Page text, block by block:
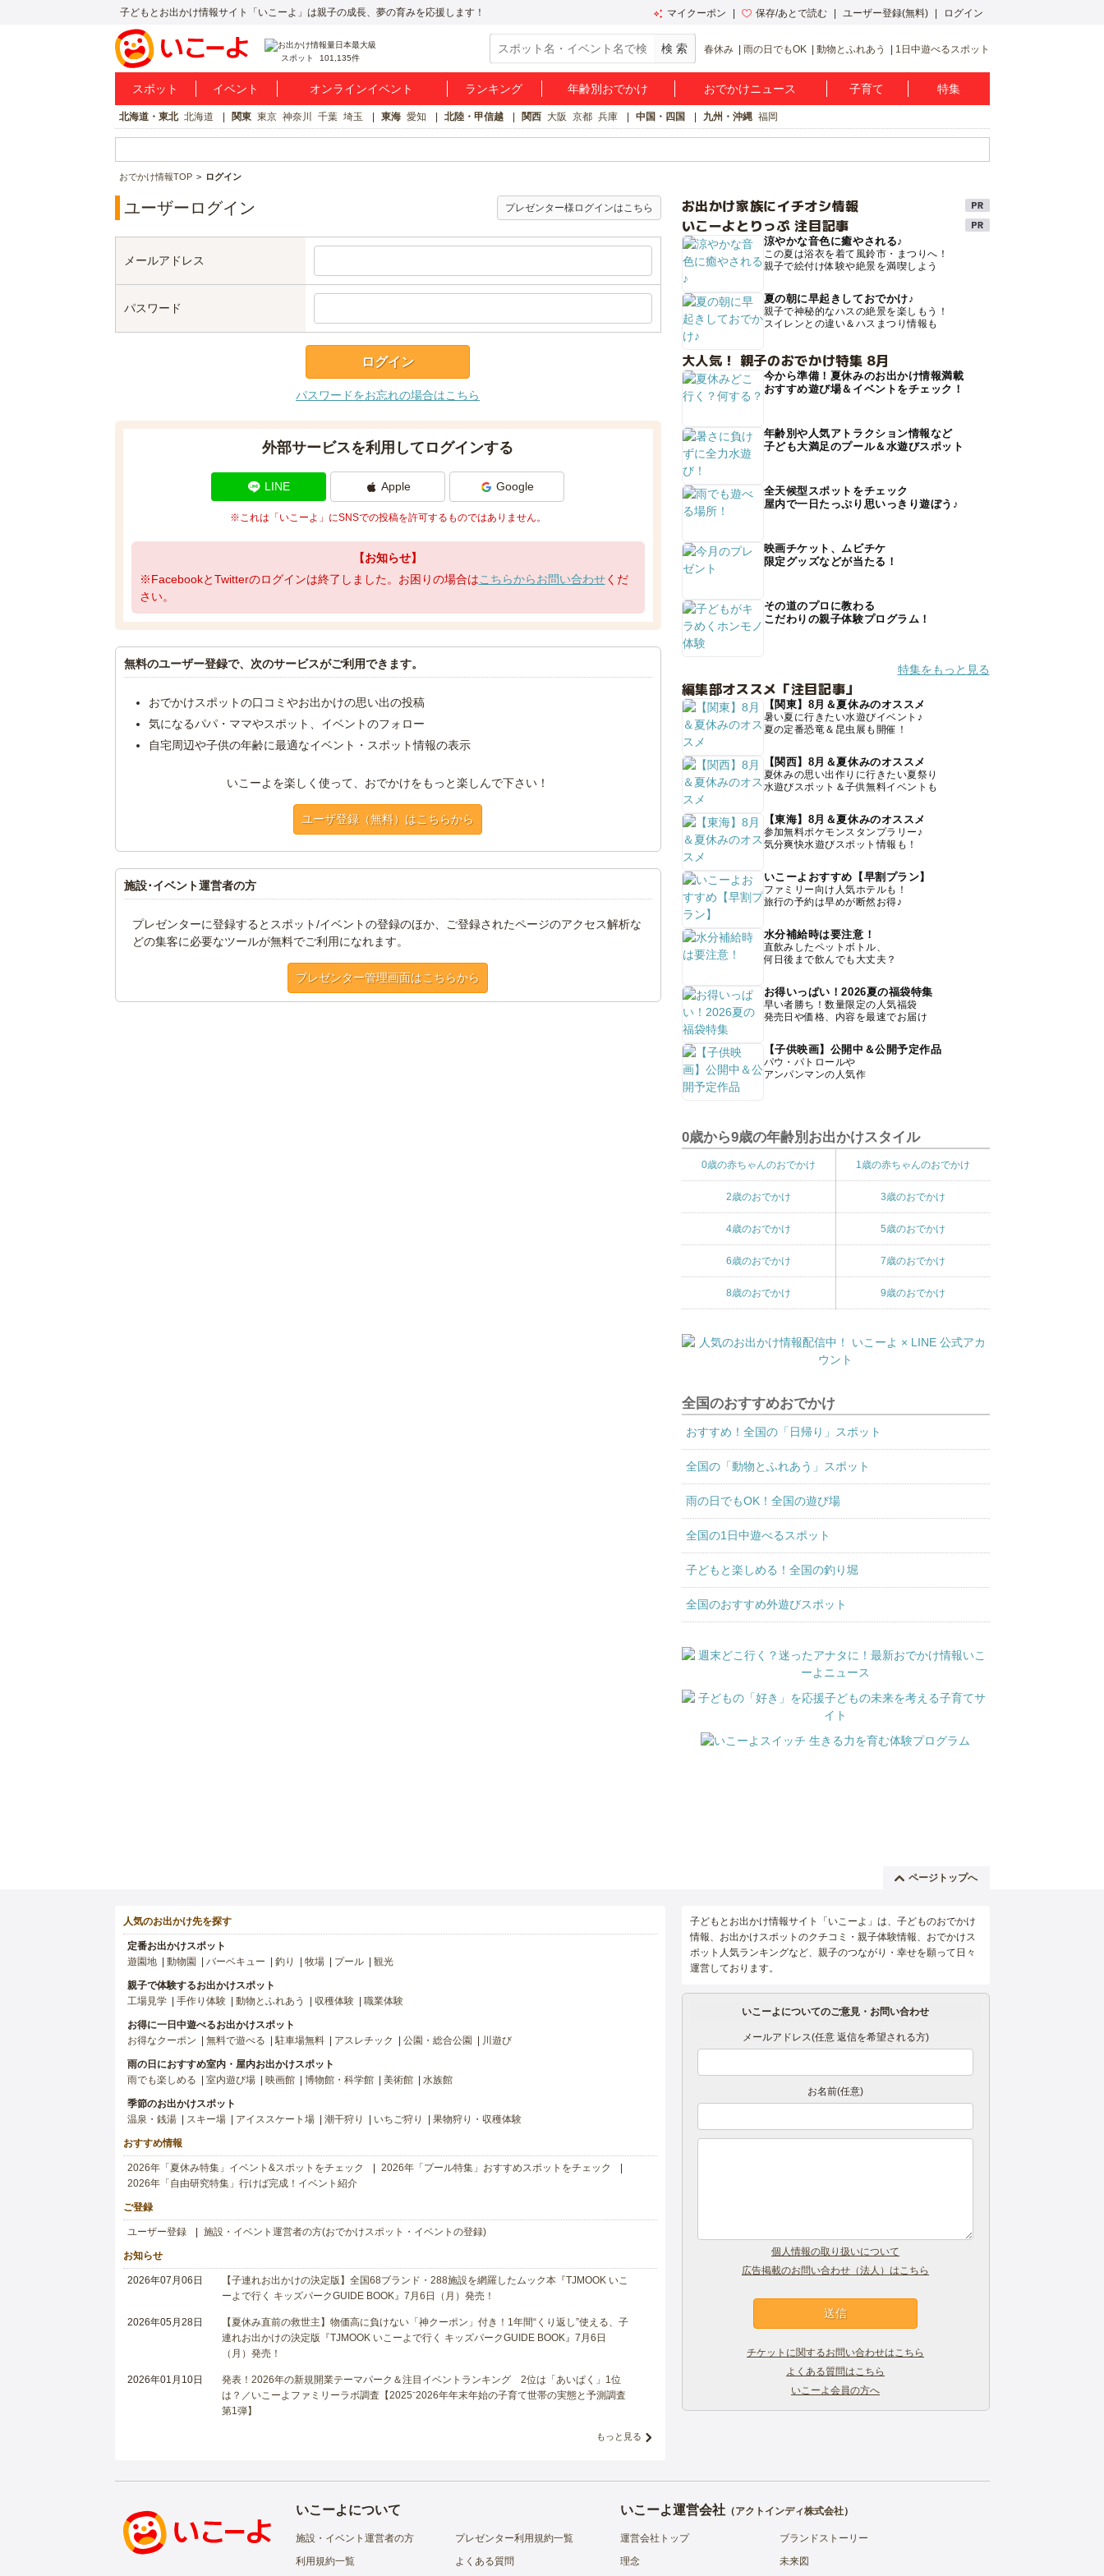
子どもとお出かけ情報サイト「いこーよ」は親子の成長、夢の育みを応援します！ マイクーポン 保存/あとで読む ユーザー登録(無料) ログイン
スポット 101,135件
春休み 雨の日でもOK 動物とふれあう 1日中遊べるスポット
スポット イベント オンラインイベント ランキング 年齢別おでかけ おでかけニュース 子育て 特集
北海道・東北 北海道 関東 東京 神奈川 千葉 埼玉 東海 愛知 北陸・甲信越 関西 大阪 京都 兵庫 中国・四国 九州・沖縄 福岡
おでかけ情報TOP ログイン
ユーザーログイン プレゼンター様ログインはこちら
メールアドレス
パスワード
パスワードをお忘れの場合はこちら
外部サービスを利用してログインする
LINE Apple Google
※これは「いこーよ」にSNSでの投稿を許可するものではありません。
【お知らせ】
※FacebookとTwitterのログインは終了しました。お困りの場合はこちらからお問い合わせくだ
さい。
無料のユーザー登録で、次のサービスがご利用できます。
おでかけスポットの口コミやお出かけの思い出の投稿
気になるパパ・ママやスポット、イベントのフォロー
自宅周辺や子供の年齢に最適なイベント・スポット情報の表示
いこーよを楽しく使って、おでかけをもっと楽しんで下さい！
ユーザ登録（無料）はこちらから
施設･イベント運営者の方
プレゼンターに登録するとスポット/イベントの登録のほか、ご登録されたページのアクセス解析な
どの集客に必要なツールが無料でご利用になれます。
プレゼンター管理画面はこちらから
お出かけ家族にイチオシ情報
いこーよとりっぷ 注目記事
涼やかな音色に癒やされる♪
この夏は浴衣を着て風鈴市・まつりへ！
親子で絵付け体験や絶景を満喫しよう
夏の朝に早起きしておでかけ♪
親子で神秘的なハスの絶景を楽しもう！
スイレンとの違い＆ハスまつり情報も
大人気！ 親子のおでかけ特集 8月
今から準備！夏休みのお出かけ情報満載
おすすめ遊び場＆イベントをチェック！
年齢別や人気アトラクション情報など
子ども大満足のプール＆水遊びスポット
全天候型スポットをチェック
屋内で一日たっぷり思いっきり遊ぼう♪
映画チケット、ムビチケ
限定グッズなどが当たる！
その道のプロに教わる
こだわりの親子体験プログラム！
特集をもっと見る
編集部オススメ「注目記事」
【関東】8月＆夏休みのオススメ
暑い夏に行きたい水遊びイベント♪
夏の定番恐竜＆昆虫展も開催！
【関西】8月＆夏休みのオススメ
夏休みの思い出作りに行きたい夏祭り
水遊びスポット＆子供無料イベントも
【東海】8月＆夏休みのオススメ
参加無料ポケモンスタンプラリー♪
気分爽快水遊びスポット情報も！
いこーよおすすめ【早割プラン】
ファミリー向け人気ホテルも！
旅行の予約は早めが断然お得♪
水分補給時は要注意！
直飲みしたペットボトル、
何日後まで飲んでも大丈夫？
お得いっぱい！2026夏の福袋特集
早い者勝ち！数量限定の人気福袋
発売日や価格、内容を最速でお届け
【子供映画】公開中＆公開予定作品
パウ・パトロールや
アンパンマンの人気作
0歳から9歳の年齢別お出かけスタイル
0歳の赤ちゃんのおでかけ 1歳の赤ちゃんのおでかけ
2歳のおでかけ 3歳のおでかけ
4歳のおでかけ 5歳のおでかけ
6歳のおでかけ 7歳のおでかけ
8歳のおでかけ 9歳のおでかけ
全国のおすすめおでかけ
おすすめ！全国の「日帰り」スポット
全国の「動物とふれあう」スポット
雨の日でもOK！全国の遊び場
全国の1日中遊べるスポット
子どもと楽しめる！全国の釣り堀
全国のおすすめ外遊びスポット
ページトップへ
人気のお出かけ先を探す
定番お出かけスポット
遊園地
動物園 バーベキュー 釣り 牧場 プール 観光
親子で体験するお出かけスポット
工場見学
手作り体験 動物とふれあう 収穫体験 職業体験
お得に一日中遊べるお出かけスポット
お得なクーポン
無料で遊べる 駐車場無料 アスレチック 公園・総合公園 川遊び
雨の日におすすめ室内・屋内お出かけスポット
雨でも楽しめる
室内遊び場 映画館 博物館・科学館 美術館 水族館
季節のお出かけスポット
温泉・銭湯
スキー場 アイススケート場 潮干狩り いちご狩り 果物狩り・収穫体験
おすすめ情報
2026年「夏休み特集」イベント&スポットをチェック
2026年「プール特集」おすすめスポットをチェック
2026年「自由研究特集」行けば完成！イベント紹介
ご登録
ユーザー登録 施設・イベント運営者の方(おでかけスポット・イベントの登録)
お知らせ
2026年07月06日
【子連れお出かけの決定版】全国68ブランド・288施設を網羅したムック本『TJMOOK いこ
ーよで行く キッズパークGUIDE BOOK』7月6日（月）発売！
2026年05月28日
【夏休み直前の救世主】物価高に負けない「神クーポン」付き！1年間“くり返し”使える、子
連れお出かけの決定版『TJMOOK いこーよで行く キッズパークGUIDE BOOK』7月6日
（月）発売！
2026年01月10日
発表！2026年の新規開業テーマパーク＆注目イベントランキング 2位は「あいぱく」1位
は？／いこーよファミリーラボ調査【2025⁻2026年年末年始の子育て世帯の実態と予測調査
第1弾】
もっと見る
子どもとお出かけ情報サイト「いこーよ」は、子どものおでかけ
情報、お出かけスポットのクチコミ・親子体験情報、おでかけス
ポット人気ランキングなど、親子のつながり・幸せを願って日々
運営しております。
いこーよについてのご意見・お問い合わせ
メールアドレス(任意 返信を希望される方)
お名前(任意)
個人情報の取り扱いについて
広告掲載のお問い合わせ（法人）はこちら
チケットに関するお問い合わせはこちら
よくある質問はこちら
いこーよ会員の方へ
いこーよについて
施設・イベント運営者の方
プレゼンター利用規約一覧
利用規約一覧
よくある質問
いこーよ運営会社（アクトインディ株式会社）
運営会社トップ
ブランドストーリー
理念
未来図